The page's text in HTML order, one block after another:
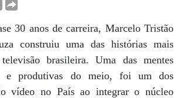
30 anos de carreira, Marcelo Tristão
construiu uma das histórias mais
brasileira. Uma das mentes
e produtivas do meio, foi um dos
vídeo no País ao integrar o núcleo